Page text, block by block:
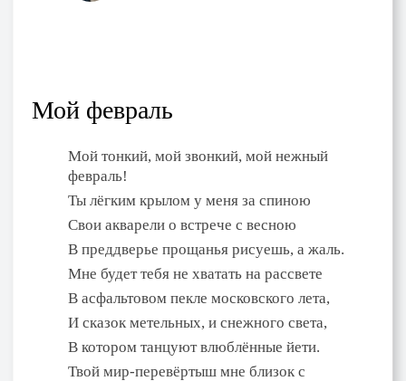
Мой февраль
Мой тонкий, мой звонкий, мой нежный
февраль!
Ты лёгким крылом у меня за спиною
Свои акварели о встрече с весною
В преддверье прощанья рисуешь, а жаль.
Мне будет тебя не хватать на рассвете
В асфальтовом пекле московского лета,
И сказок метельных, и снежного света,
В котором танцуют влюблённые йети.
Твой мир-перевёртыш мне близок с